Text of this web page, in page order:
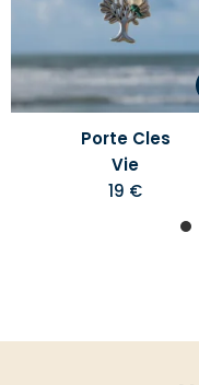
Porte Cles
Vie
19 €